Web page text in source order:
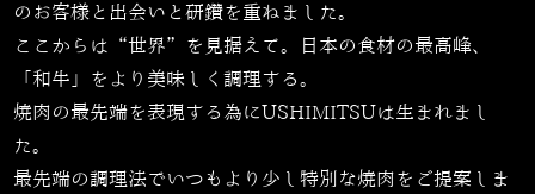
のお客様と出会いと研鑽を重ねました。
ここからは“世界”を見据えて。日本の食材の最高峰、
「和牛」をより美味しく調理する。
焼肉の最先端を表現する為にUSHIMITSUは生まれまし
た。
最先端の調理法でいつもより少し特別な焼肉をご提案しま